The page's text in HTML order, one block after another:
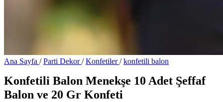
Ana Sayfa / Parti Dekor/ Konfetiler/ konfetili balon
Konfetili Balon Menekşe 10 Adet Şeffaf
Balon ve 20 Gr Konfeti